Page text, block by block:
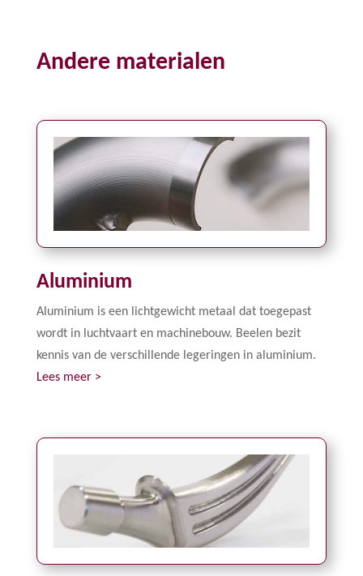
Andere materialen
Aluminium
Aluminium is een lichtgewicht metaal dat toegepast
wordt in luchtvaart en machinebouw. Beelen bezit
kennis van de verschillende legeringen in aluminium.
Lees meer >